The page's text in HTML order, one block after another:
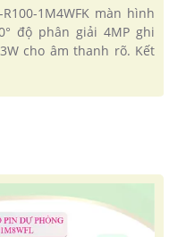
1M4WFK màn hình
độ phân giải 4MP ghi
cho âm thanh rõ. Kết